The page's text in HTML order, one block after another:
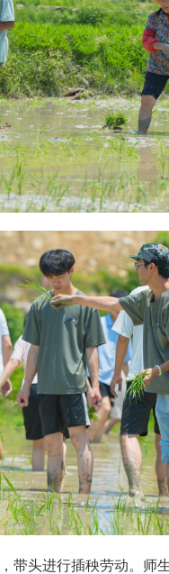
头进行插秧劳动。师